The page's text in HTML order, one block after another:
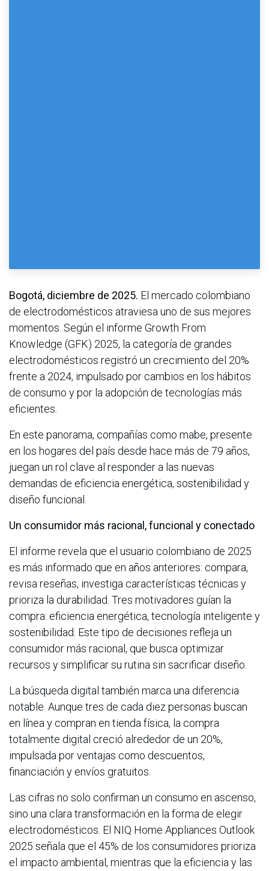
Bogotá, diciembre de 2025. El mercado colombiano
de electrodomésticos atraviesa uno de sus mejores
momentos. Según el informe Growth From
Knowledge (GFK) 2025, la categoría de grandes
electrodomésticos registró un crecimiento del 20%
frente a 2024, impulsado por cambios en los hábitos
de consumo y por la adopción de tecnologías más
eficientes.
En este panorama, compañías como mabe, presente
en los hogares del país desde hace más de 79 años,
juegan un rol clave al responder a las nuevas
demandas de eficiencia energética, sostenibilidad y
diseño funcional.
Un consumidor más racional, funcional y conectado
El informe revela que el usuario colombiano de 2025
es más informado que en años anteriores: compara,
revisa reseñas, investiga características técnicas y
prioriza la durabilidad. Tres motivadores guían la
compra: eficiencia energética, tecnología inteligente y
sostenibilidad. Este tipo de decisiones refleja un
consumidor más racional, que busca optimizar
recursos y simplificar su rutina sin sacrificar diseño.
La búsqueda digital también marca una diferencia
notable. Aunque tres de cada diez personas buscan
en línea y compran en tienda física, la compra
totalmente digital creció alrededor de un 20%,
impulsada por ventajas como descuentos,
financiación y envíos gratuitos.
Las cifras no solo confirman un consumo en ascenso,
sino una clara transformación en la forma de elegir
electrodomésticos. El NIQ Home Appliances Outlook
2025 señala que el 45% de los consumidores prioriza
el impacto ambiental, mientras que la eficiencia y las